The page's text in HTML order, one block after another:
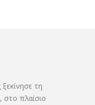
τη
στο πλαίσιο